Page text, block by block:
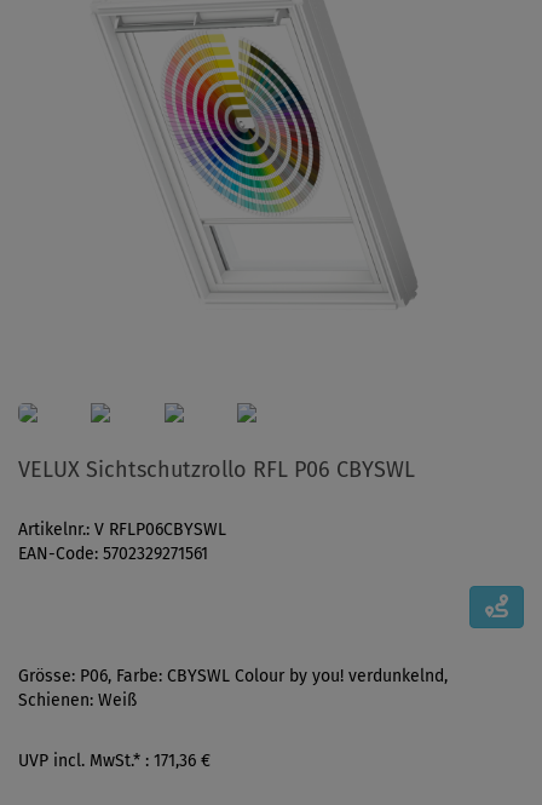
VELUX Sichtschutzrollo RFL P06 CBYSWL
Artikelnr.: V RFLP06CBYSWL
EAN-Code: 5702329271561
Grösse: P06, Farbe: CBYSWL Colour by you! verdunkelnd,
Schienen: Weiß
UVP incl. MwSt.* : 171,36 €